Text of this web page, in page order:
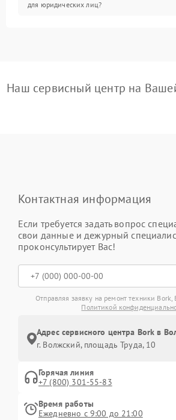
для юридических лиц?
Наш сервисный центр на
Контактная информация
Если требуется задать вопрос
свои данные и дежурный
проконсультирует Вас!
Отправляя заявку на ремонт техники Bork,
Политикой
Адрес сервисного центра Bork в
г. Волжский, площадь Труда, 10
Горячая линия
+7 (800) 301-55-83
Время работы
Ежедневно с 9:00 до 21:00